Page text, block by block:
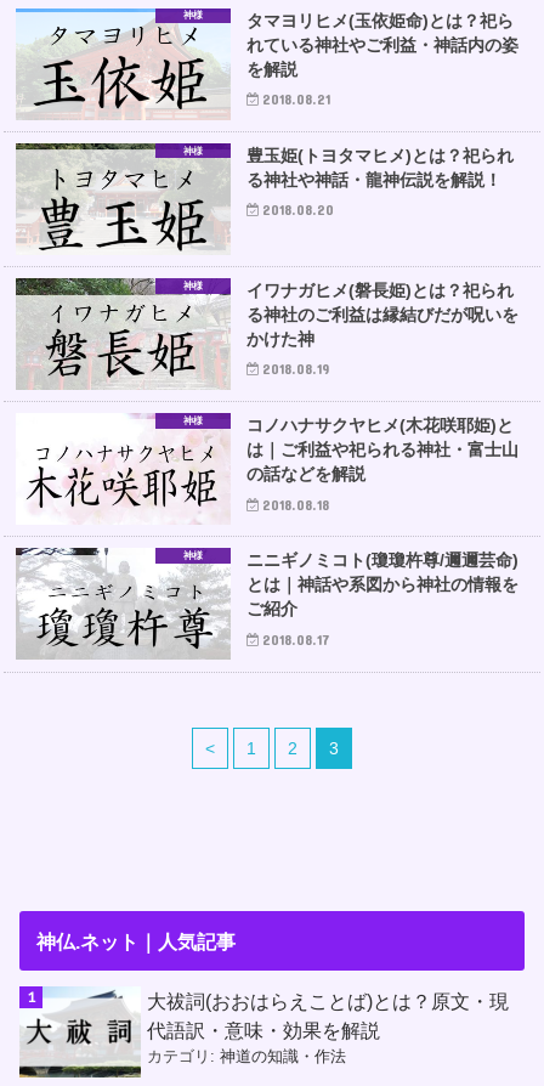
神様
タマヨリヒメ(玉依姫命)とは？祀ら
れている神社やご利益・神話内の姿
を解説
2018.08.21
神様
豊玉姫(トヨタマヒメ)とは？祀られ
る神社や神話・龍神伝説を解説！
2018.08.20
神様
イワナガヒメ(磐長姫)とは？祀られ
る神社のご利益は縁結びだが呪いを
かけた神
2018.08.19
神様
コノハナサクヤヒメ(木花咲耶姫)と
は｜ご利益や祀られる神社・富士山
の話などを解説
2018.08.18
神様
ニニギノミコト(瓊瓊杵尊/邇邇芸命)
とは｜神話や系図から神社の情報を
ご紹介
2018.08.17
< 1 2 3
神仏.ネット｜人気記事
大祓詞(おおはらえことば)とは？原文・現
代語訳・意味・効果を解説
カテゴリ:神道の知識・作法